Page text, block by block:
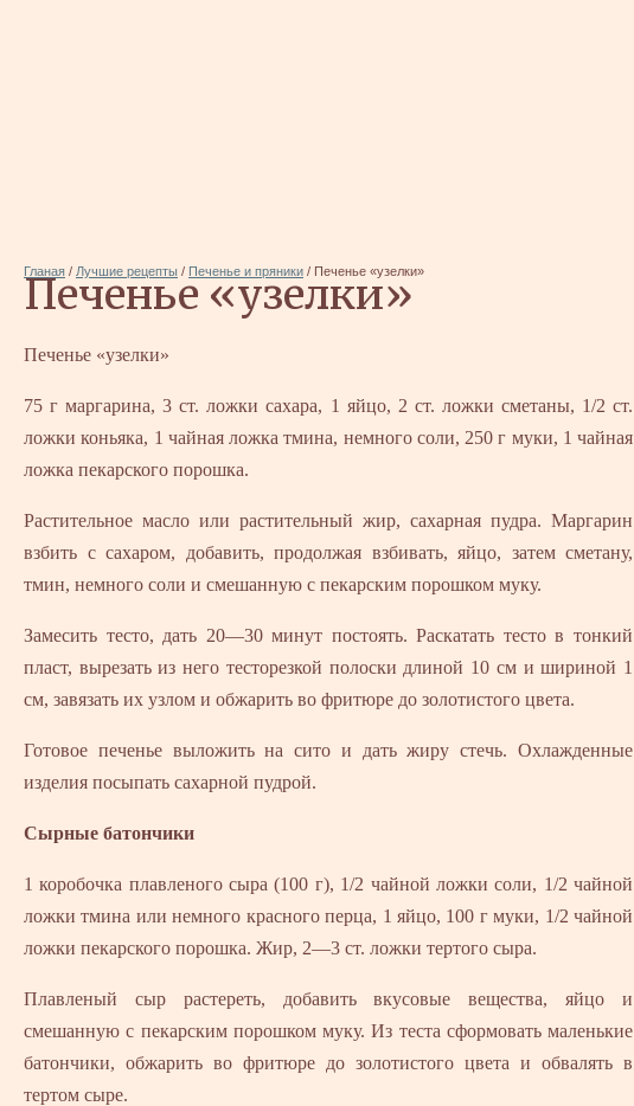
Гланая / Лучшие рецепты / Печенье и пряники / Печенье «узелки»
Печенье «узелки»
Печенье «узелки»
75 г маргарина, 3 ст. ложки сахара, 1 яйцо, 2 ст. ложки сметаны, 1/2 ст.
ложки коньяка, 1 чайная ложка тмина, немного соли, 250 г муки, 1 чайная
ложка пекарского порошка.
Растительное масло или растительный жир, сахарная пудра. Маргарин
взбить с сахаром, добавить, продолжая взбивать, яйцо, затем сметану,
тмин, немного соли и смешанную с пекарским порошком муку.
Замесить тесто, дать 20—30 минут постоять. Раскатать тесто в тонкий
пласт, вырезать из него тесторезкой полоски длиной 10 см и шириной 1
см, завязать их узлом и обжарить во фритюре до золотистого цвета.
Готовое печенье выложить на сито и дать жиру стечь. Охлажденные
изделия посыпать сахарной пудрой.
Сырные батончики
1 коробочка плавленого сыра (100 г), 1/2 чайной ложки соли, 1/2 чайной
ложки тмина или немного красного перца, 1 яйцо, 100 г муки, 1/2 чайной
ложки пекарского порошка. Жир, 2—3 ст. ложки тертого сыра.
Плавленый сыр растереть, добавить вкусовые вещества, яйцо и
смешанную с пекарским порошком муку. Из теста сформовать маленькие
батончики, обжарить во фритюре до золотистого цвета и обвалять в
тертом сыре.